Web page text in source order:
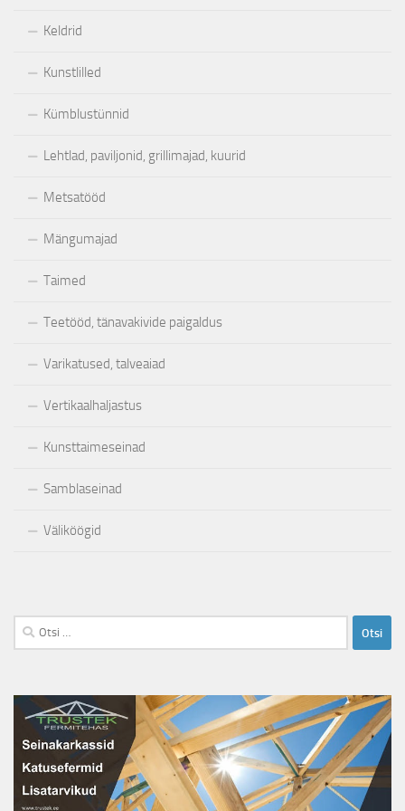
Keldrid
Kunstlilled
Kümblustünnid
Lehtlad, paviljonid, grillimajad, kuurid
Metsatööd
Mängumajad
Taimed
Teetööd, tänavakivide paigaldus
Varikatused, talveaiad
Vertikaalhaljastus
Kunsttaimeseinad
Samblaseinad
Väliköögid
Otsi: